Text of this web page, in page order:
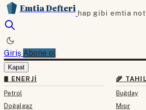
Emtia Defteri hap gibi emtia
Giriş Abone ol
Kapat
🛢 ENERJI
Petrol
Doğalgaz
🌾
Buğday
Mısır